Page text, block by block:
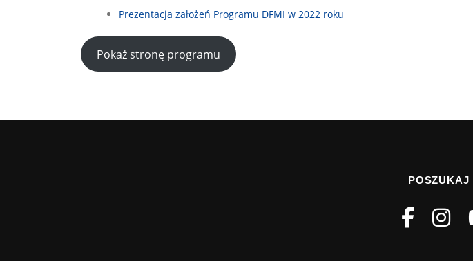
Prezentacja założeń Programu DFMI w 2022 roku
Pokaż stronę programu
POSZUKAJ